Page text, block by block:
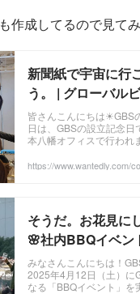
作成してるので見て
新聞紙で宇宙に行
う。 | グローバル
ューション株式会
皆さんこんにちは☀GBS
日は、GBSの設立記念日
本八幡オフィスで行われ
ます👀ぜひご覧ください
https://www.wantedly.com/
2/post_articles/1027676
そうだ。お花見に
🌸社内BBQイベン
ローバルビジネス
ョン株式会社
みなさんこんにちは！
2025年4月12日（土）に
なる「BBQイベント」を